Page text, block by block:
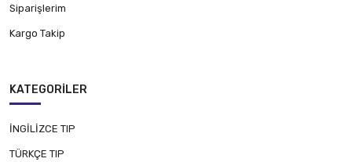
Siparişlerim
Kargo Takip
KATEGORILER
İNGİLİZCE TIP
TÜRKÇE TIP